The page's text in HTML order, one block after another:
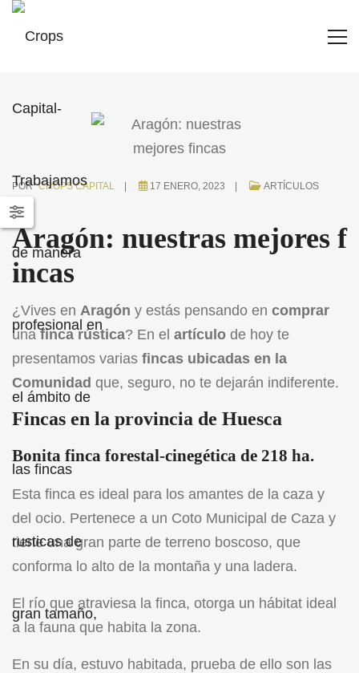
POR CROPS CAPITAL 17 ENERO, 2023 ARTÍCULOS
Aragón: nuestras mejores f
incas
¿Vives en Aragón y estás pensando en comprar
unafinca rústica? En el artículo de hoy te
presentamos varias fincas ubicadas en la
Comunidad que, seguro, no te dejarán indiferente.
Fincas en la provincia de Huesca
Bonita finca forestal-cinegética de 218 ha.
Esta finca es ideal para los amantes de la caza y
del ocio. Pertenece a un Coto Municipal de Caza y
tiene una gran parte de terreno boscoso, que
conforma lo alto de la montaña y una ladera.
El río que atraviesa la finca, otorga un hábitat ideal
a la fauna que habita la zona.
En su día, estuvo habitada, prueba de ello son las